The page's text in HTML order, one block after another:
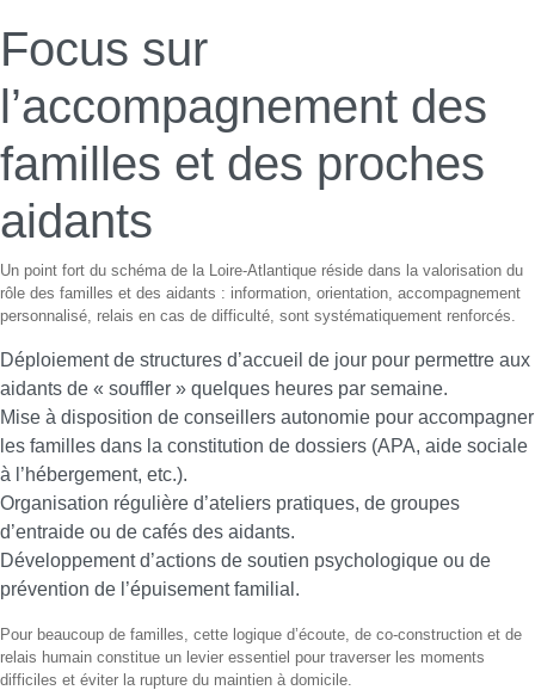
Focus sur
l’accompagnement des
familles et des proches
aidants
Un point fort du schéma de la Loire-Atlantique réside dans la valorisation du
rôle des familles et des aidants : information, orientation, accompagnement
personnalisé, relais en cas de difficulté, sont systématiquement renforcés.
Déploiement de structures d’accueil de jour pour permettre aux
aidants de « souffler » quelques heures par semaine.
Mise à disposition de conseillers autonomie pour accompagner
les familles dans la constitution de dossiers (APA, aide sociale
à l’hébergement, etc.).
Organisation régulière d’ateliers pratiques, de groupes
d’entraide ou de cafés des aidants.
Développement d’actions de soutien psychologique ou de
prévention de l’épuisement familial.
Pour beaucoup de familles, cette logique d’écoute, de co-construction et de
relais humain constitue un levier essentiel pour traverser les moments
difficiles et éviter la rupture du maintien à domicile.